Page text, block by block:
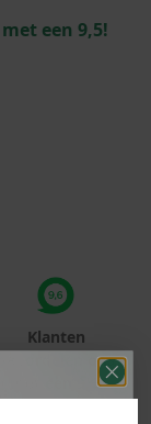
een 9,5!
Klanten
beoordelen ons
met een 9,6!